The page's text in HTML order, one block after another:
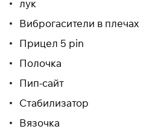
лук
Виброгасители в плечах
Прицел 5 pin
Полочка
Пип-сайт
Стабилизатор
Вязочка